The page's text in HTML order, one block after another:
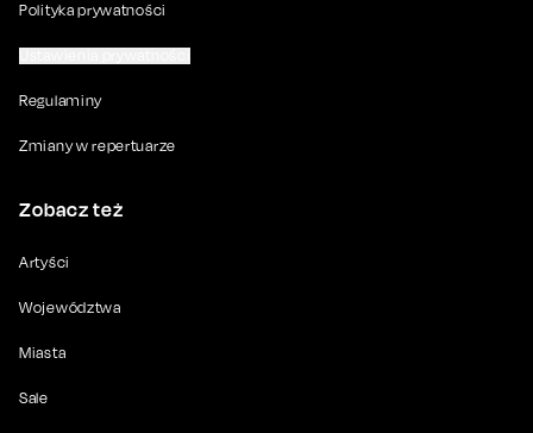
Polityka prywatności
Regulaminy
Zmiany w repertuarze
Zobacz też
Artyści
Województwa
Miasta
Sale